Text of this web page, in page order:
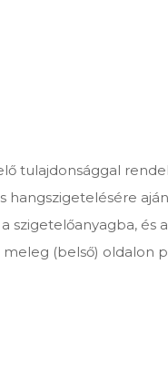
tulajdonsággal
szigetelőanyagba,
(belső) oldalon